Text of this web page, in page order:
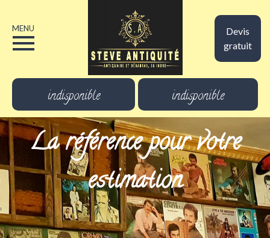
Devis
gratuit
MENU
indisponible indisponible
La référence pour votre
estimation